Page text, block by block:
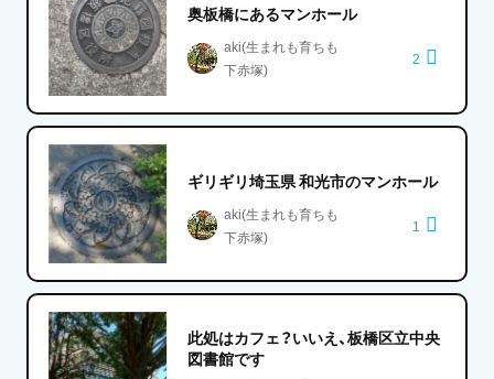
奥板橋にあるマンホール
aki(生まれも育ちも
下赤塚)
2
ギリギリ埼玉県 和光市のマンホール
aki(生まれも育ちも
下赤塚)
1
此処はカフェ？いいえ、板橋区立中央
図書館です